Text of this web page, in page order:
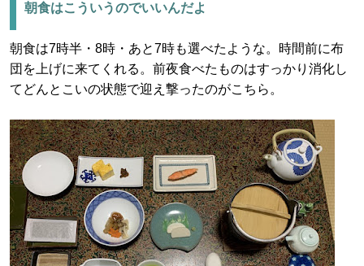
朝食はこういうのでいいんだよ
朝食は7時半・8時・あと7時も選べたような。時間前に布
団を上げに来てくれる。前夜食べたものはすっかり消化し
てどんとこいの状態で迎え撃ったのがこちら。